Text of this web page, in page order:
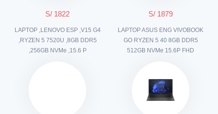
S/ 1822
LAPTOP ,LENOVO ESP ,V15 G4
,RYZEN 5 7520U ,8GB DDR5
,256GB NVMe ,15.6 P
S/ 1879
LAPTOP ASUS ENG VIVOBOOK
GO RYZEN 5 40 8GB DDR5
512GB NVMe 15.6P FHD